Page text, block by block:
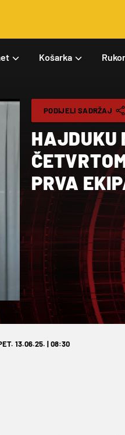
Košarka
PODIJELI SADRŽAJ
HAJDUKU
PRVA
13.06.25. | 08:30